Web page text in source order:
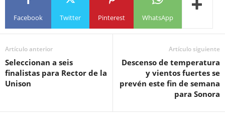
Facebook Twitter Pinterest WhatsApp
Artículo anterior
Seleccionan a seis
finalistas para Rector de la
Unison
Artículo siguiente
Descenso de temperatura
y vientos fuertes se
prevén este fin de semana
para Sonora